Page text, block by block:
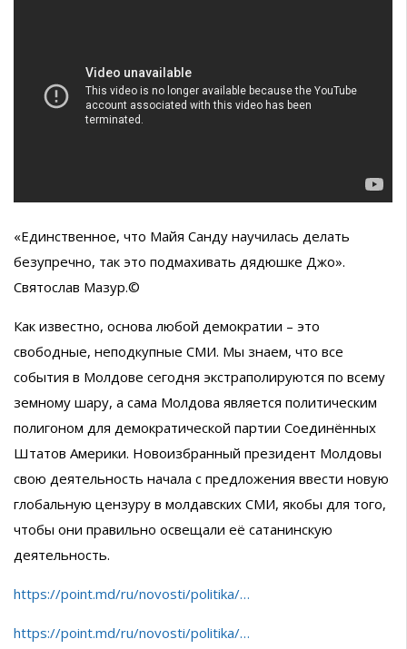
«Единственное, что Майя Санду научилась делать
безупречно, так это подмахивать дядюшке Джо».
Святослав Мазур.©
Как известно, основа любой демократии – это
свободные, неподкупные СМИ. Мы знаем, что все
события в Молдове сегодня экстраполируются по всему
земному шару, а сама Молдова является политическим
полигоном для демократической партии Соединённых
Штатов Америки. Новоизбранный президент Молдовы
свою деятельность начала с предложения ввести новую
глобальную цензуру в молдавских СМИ, якобы для того,
чтобы они правильно освещали её сатанинскую
деятельность.
https://point.md/ru/novosti/politika/…
https://point.md/ru/novosti/politika/…